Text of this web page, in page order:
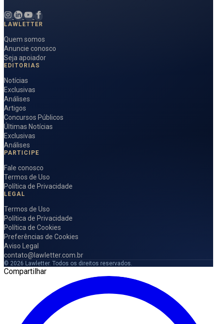
LAWLETTER
Quem somos
Anuncie conosco
Seja apoiador
EDITORIAS
Notícias
Exclusivas
Análises
Artigos
Concursos Públicos
Últimas Notícias
Exclusivas
Análises
PARTICIPE
Fale conosco
Termos de Uso
Política de Privacidade
LEGAL
Termos de Uso
Política de Privacidade
Política de Cookies
Preferências de Cookies
Aviso Legal
contato@lawletter.com.br
© 2026 Lawletter. Todos os direitos reservados.
Compartilhar